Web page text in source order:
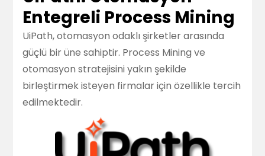
Entegreli Process Mining
UiPath, otomasyon odaklı şirketler arasında
güçlü bir üne sahiptir. Process Mining ve
otomasyon stratejisini yakın şekilde
birleştirmek isteyen firmalar için özellikle tercih
edilmektedir.